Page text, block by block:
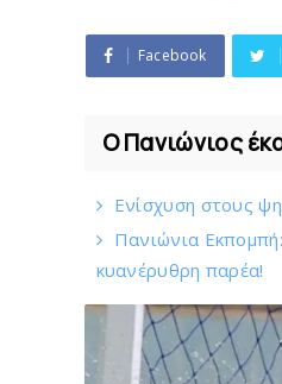
Facebook
Ο Πανιώνιος
Eνίσχυση στους
Πανιώνια
κυανέρυθρη παρέα!